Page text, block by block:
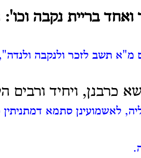
בריית נקבה וכו':
מ"א תשב לזכר ולנקבה
כרבנן, ויחיד ורבים
לאשמועינן סתמא דמתניתין